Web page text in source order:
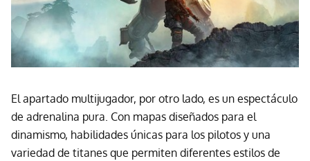
El apartado multijugador, por otro lado, es un espectáculo
de adrenalina pura. Con mapas diseñados para el
dinamismo, habilidades únicas para los pilotos y una
variedad de titanes que permiten diferentes estilos de